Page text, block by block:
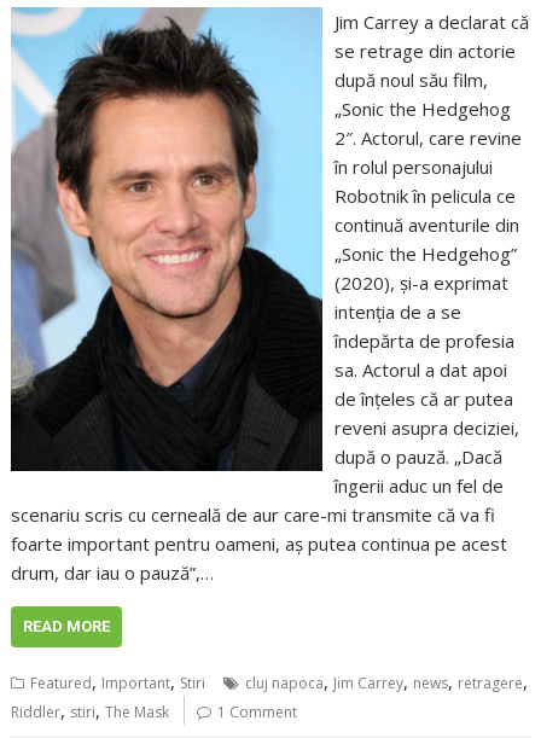
Jim Carrey a declarat că
se retrage din actorie
după noul său film,
„Sonic the Hedgehog
2″. Actorul, care revine
în rolul personajului
Robotnik în pelicula ce
continuă aventurile din
„Sonic the Hedgehog”
(2020), şi-a exprimat
intenţia de a se
îndepărta de profesia
sa. Actorul a dat apoi
de înţeles că ar putea
reveni asupra deciziei,
după o pauză. „Dacă
îngerii aduc un fel de
scenariu scris cu cerneală de aur care-mi transmite că va fi
foarte important pentru oameni, aş putea continua pe acest
drum, dar iau o pauză”,…
READ MORE
Featured, Important, Stiri cluj napoca, Jim Carrey, news, retragere,
Riddler, stiri,The Mask 1 Comment